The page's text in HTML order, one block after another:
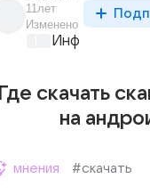
11лет
Изменено
Где скачать
на
мнения #скачать